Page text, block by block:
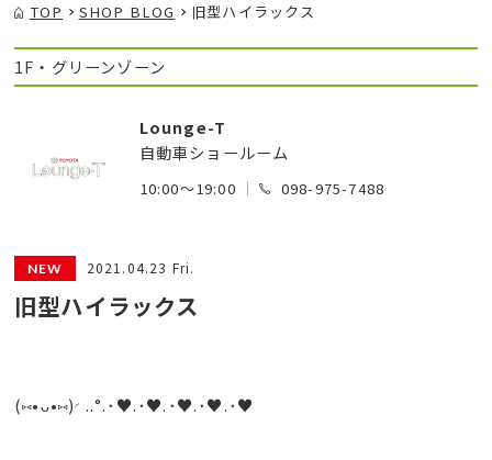
TOP SHOP BLOG 旧型ハイラックス
1F・グリーンゾーン
Lounge-T
自動車ショールーム
10:00～19:00 098-975-7488
2021.04.23 Fri.
旧型ハイラックス
(⑅•ᴗ•⑅)◜..°.･♥.･♥.･♥.･♥.･♥